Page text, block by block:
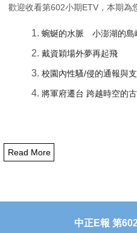
歡迎收看第602小期ETV ，本期為
蜿蜒的水脈 小澎湖的島
戴資穎場外夢再起飛
校園內性騷/侵的通報與
將軍府遷台 跨越時空的
Read More
中正E報 第